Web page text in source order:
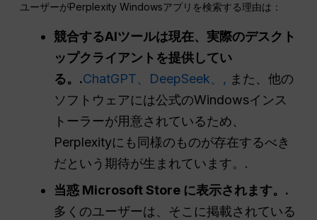
ユーザーがPerplexity Windowsアプリを検索する理由は：
競合するAIツールは現在、実際のデスクト
ップクライアントを提供してい
る。.ChatGPT、DeepSeek、, また、他の
ソフトウェアには公式のWindowsインス
トーラーが用意されているため、
Perplexityにも同様のものが存在するべき
だという期待が生まれています。.
当惑 Microsoft Store に表示されます。.
多くのユーザーは、そこに掲載されている